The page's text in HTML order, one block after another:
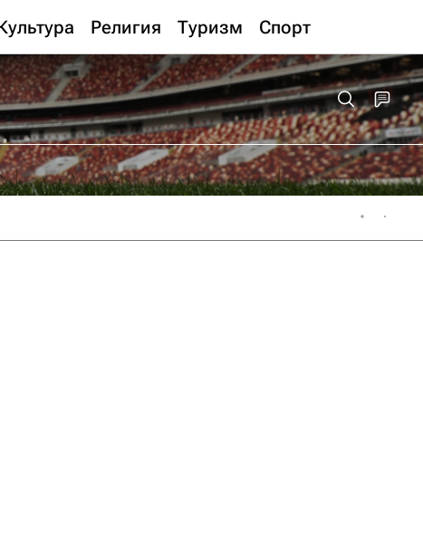
Религия Туризм Спорт